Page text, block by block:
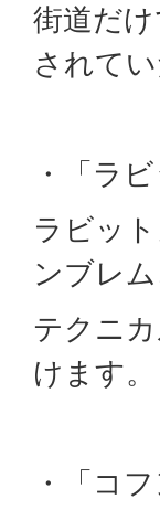
街道だ
されて
・「ラ
ラビッ
ンブレ
テクニ
けます。
・「コ